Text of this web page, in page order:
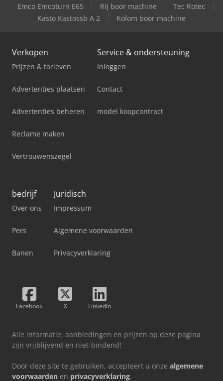
Emco Emcoturn E65
Rij boor machine
Tec Rotec
Kasto Kastossb A 2
Kolom boor machine
Verkopen
Prijzen & tarieven
Advertenties plaatsen
Advertenties beheren
Reclame maken
Vertrouwenszegel
Service & ondersteuning
Inloggen
Contact
model koopcontract
bedrijf
Over ons
Pers
Banen
Juridisch
Impressum
Algemene voorwaarden
Privacyverklaring
Facebook X LinkedIn
Alle informatie, aanbiedingen en prijzen op deze pagina
zijn vrijblijvend en niet-bindend!
Door deze site te gebruiken, accepteert u onze algemene
voorwaarden en privacyverklaring.